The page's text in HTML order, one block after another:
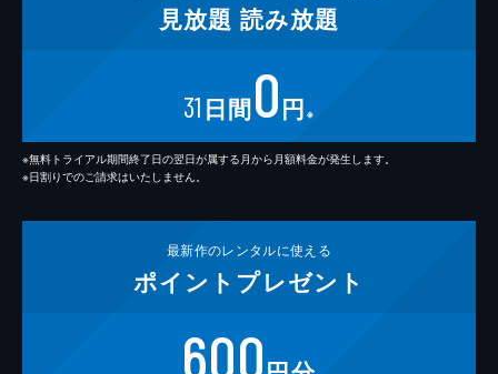
見放題 読み放題
31 日間0円 ※
※無料トライアル期間終了日の翌日が属する月から月額料金が発生します。
※日割りでのご請求はいたしません。
最新作のレンタルに使える
ポイント プレゼント
600